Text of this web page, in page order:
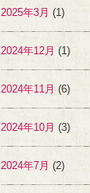
2025年3月 (1)
2024年12月 (1)
2024年11月 (6)
2024年10月 (3)
2024年7月 (2)